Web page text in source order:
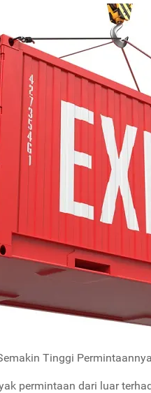
Tinggi
permintaan dari luar